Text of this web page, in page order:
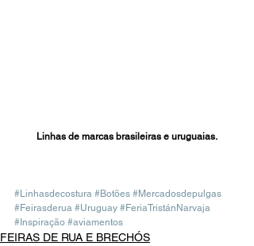
Linhas de marcas brasileiras e uruguaias.
#Linhasdecostura #Botões #Mercadosdepulgas
#Feirasderua #Uruguay #FeriaTristánNarvaja
#Inspiração #aviamentos
FEIRAS DE RUA E BRECHÓS